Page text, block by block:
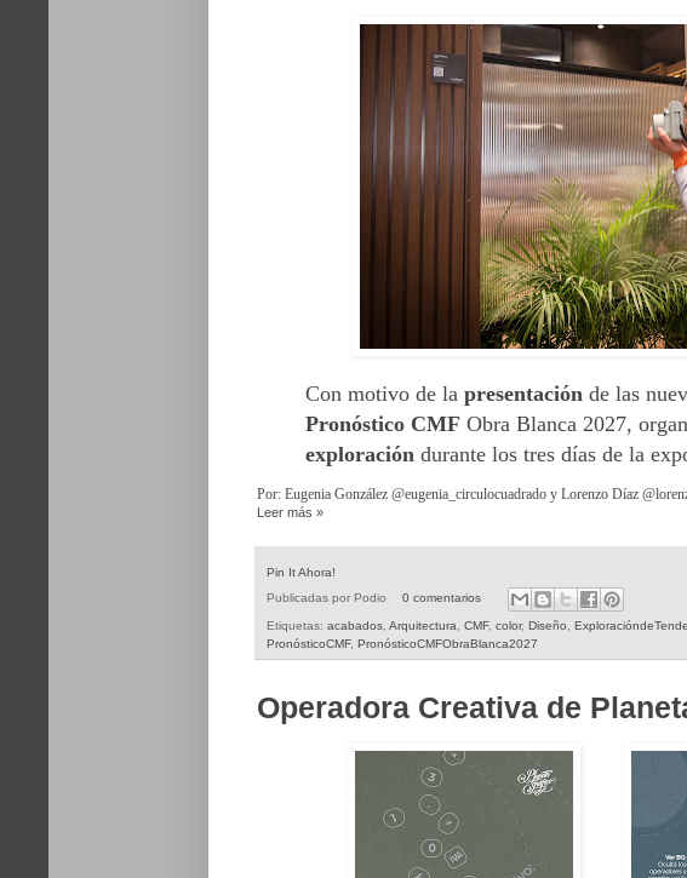
Con motivo de la presentación de las
Pronóstico CMF Obra Blanca 2027,
exploración durante los tres días de la
Por: Eugenia González @eugenia_circulocuadrado y Lorenzo Díaz
Leer más »
Pin It Ahora!
Publicadas por Podio 0 comentarios
Etiquetas: acabados, Arquitectura, CMF, color, Diseño,
PronósticoCMF, PronósticoCMFObraBlanca2027
Operadora Creativa de